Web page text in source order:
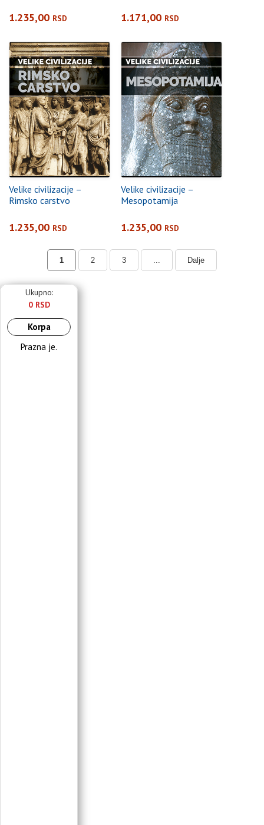
1.235,00 RSD 1.171,00 RSD
Velike civilizacije –
Rimsko carstvo
1.235,00 RSD
Velike civilizacije –
Mesopotamija
1.235,00 RSD
1 2 3 Dalje
Ukupno:
0 RSD
Korpa
Prazna je.